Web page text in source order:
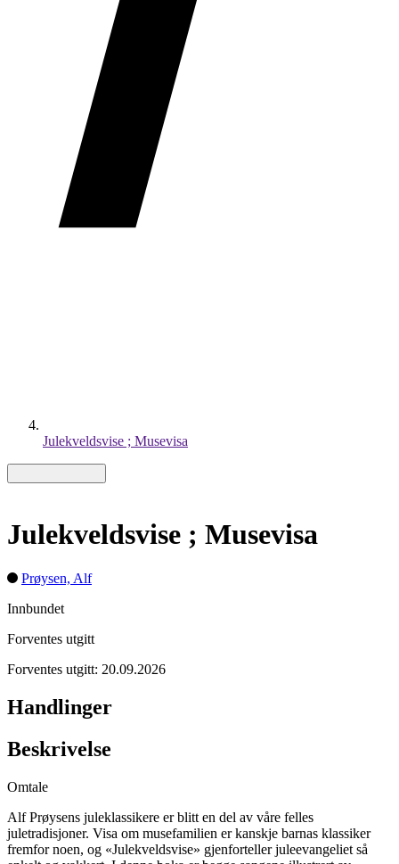
Julekveldsvise ; Musevisa
Julekveldsvise ; Musevisa
Prøysen, Alf
Innbundet
Forventes utgitt
Forventes utgitt: 20.09.2026
Handlinger
Beskrivelse
Omtale
Alf Prøysens juleklassikere er blitt en del av våre felles
juletradisjoner. Visa om musefamilien er kanskje barnas klassiker
fremfor noen, og «Julekveldsvise» gjenforteller juleevangeliet så